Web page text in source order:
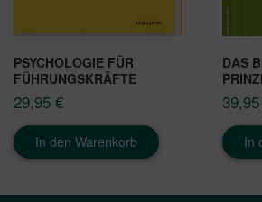
PSYCHOLOGIE FÜR
FÜHRUNGSKRÄFTE
29,95 €
In den Warenkorb
DAS
39,95
In